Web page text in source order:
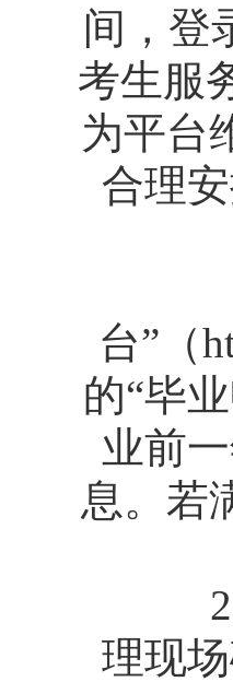
间，登
考生服
为平台
合理
台”（
的“毕
业前
息。若
2.
理现